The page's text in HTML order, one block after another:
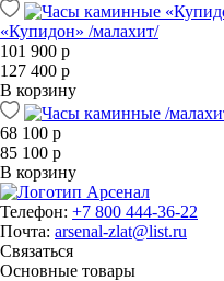
«Купидон» /малахит/
101 900 р
127 400 р
В корзину
68 100 р
85 100 р
В корзину
Телефон: +7 800 444-36-22
Почта: arsenal-zlat@list.ru
Связаться
Основные товары